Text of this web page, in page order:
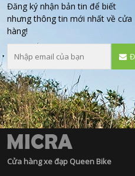
Đăng ký nhận bản tin để biết
nhưng thông tin mới nhất về cửa
hàng!
Cửa hàng xe đạp Queen Bike